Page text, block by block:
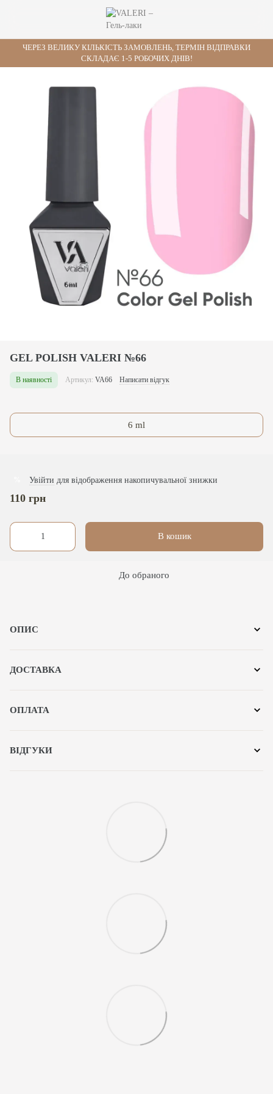
ЧЕРЕЗ ВЕЛИКУ КІЛЬКІСТЬ ЗАМОВЛЕНЬ, ТЕРМІН ВІДПРАВКИ
СКЛАДАЄ 1-5 РОБОЧИХ ДНІВ!
GEL POLISH VALERI №66
В наявності Артикул: VA66 Написати відгук
6 ml
110 грн
В кошик
Увійти для відображення накопичувальної знижки
До обраного
ОПИС
ДОСТАВКА
ОПЛАТА
ВІДГУКИ